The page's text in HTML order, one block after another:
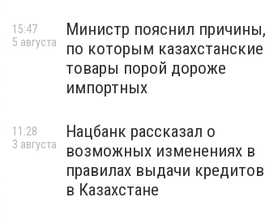
Министр пояснил причины,
по которым казахстанские
товары порой дороже
импортных
15:47
5 августа
Нацбанк рассказал о
возможных изменениях в
правилах выдачи кредитов
в Казахстане
11:28
3 августа